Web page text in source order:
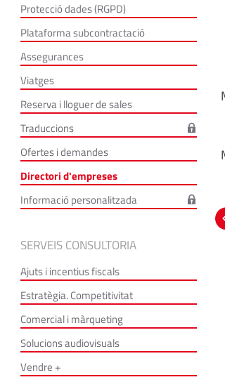
Protecció dades (RGPD)
Plataforma subcontractació
Assegurances
Viatges
Reserva i lloguer de sales
Traduccions
Ofertes i demandes
Directori d'empreses
Informació personalitzada
SERVEIS CONSULTORIA
Ajuts i incentius fiscals
Estratègia. Competitivitat
Comercial i màrqueting
Solucions audiovisuals
Vendre +